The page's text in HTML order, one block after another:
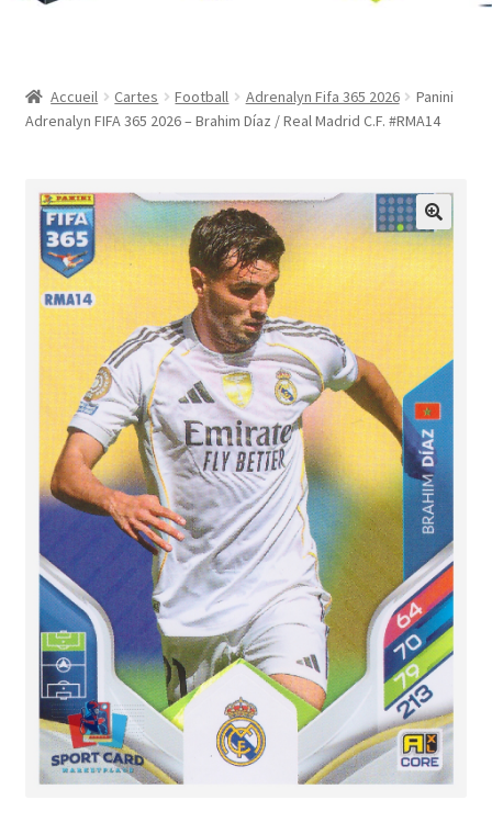
Mon compte
Panier
Validation de la commande
Accueil Cartes Football Adrenalyn Fifa 365 2026
Panini
Adrenalyn FIFA 365 2026 – Brahim Díaz / Real Madrid C.F. #RMA14